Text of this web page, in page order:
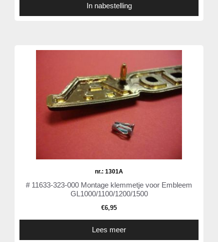
In nabestelling
nr.: 1301A
# 11633-323-000 Montage klemmetje voor Embleem
GL1000/1100/1200/1500
€6,95
Lees meer